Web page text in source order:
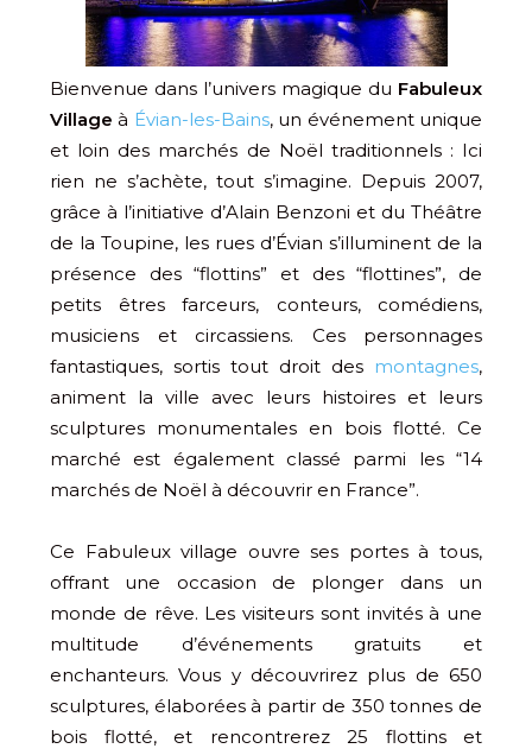
Bienvenue dans l’univers magique du Fabuleux
Village à Évian-les-Bains, un événement unique
et loin des marchés de Noël traditionnels : Ici
rien ne s’achète, tout s’imagine. Depuis 2007,
grâce à l’initiative d’Alain Benzoni et du Théâtre
de la Toupine, les rues d’Évian s’illuminent de la
présence des “flottins” et des “flottines”, de
petits êtres farceurs, conteurs, comédiens,
musiciens et circassiens. Ces personnages
fantastiques, sortis tout droit des montagnes,
animent la ville avec leurs histoires et leurs
sculptures monumentales en bois flotté​. Ce
marché est également classé parmi les “14
marchés de Noël à découvrir en France”.
Ce Fabuleux village ouvre ses portes à tous,
offrant une occasion de plonger dans un
monde de rêve. Les visiteurs sont invités à une
multitude d’événements gratuits et
enchanteurs. Vous y découvrirez plus de 650
sculptures, élaborées à partir de 350 tonnes de
bois flotté, et rencontrerez 25 flottins et